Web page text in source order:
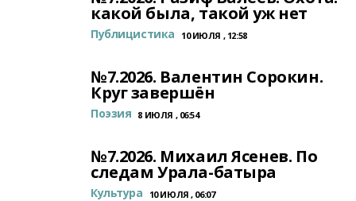
какой была, такой уж нет
Публицистика 10 ИЮЛЯ , 12:58
№7.2026. Валентин Сорокин.
Круг завершён
Поэзия 8 ИЮЛЯ , 06:54
№7.2026. Михаил Ясенев. По
следам Урала-батыра
Культура 10 ИЮЛЯ , 06:07